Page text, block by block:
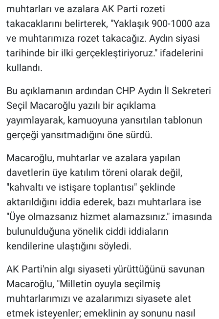
muhtarları ve azalara AK Parti rozeti
takacaklarını belirterek, "Yaklaşık 900-1000 aza
ve muhtarımıza rozet takacağız. Aydın siyasi
tarihinde bir ilki gerçekleştiriyoruz." ifadelerini
kullandı.
Bu açıklamanın ardından CHP Aydın İl Sekreteri
Seçil Macaroğlu yazılı bir açıklama
yayımlayarak, kamuoyuna yansıtılan tablonun
gerçeği yansıtmadığını öne sürdü.
Macaroğlu, muhtarlar ve azalara yapılan
davetlerin üye katılım töreni olarak değil,
"kahvaltı ve istişare toplantısı" şeklinde
aktarıldığını iddia ederek, bazı muhtarlara ise
"Üye olmazsanız hizmet alamazsınız." imasında
bulunulduğuna yönelik ciddi iddiaların
kendilerine ulaştığını söyledi.
AK Parti'nin algı siyaseti yürüttüğünü savunan
Macaroğlu, "Milletin oyuyla seçilmiş
muhtarlarımızı ve azalarımızı siyasete alet
etmek isteyenler; emeklinin ay sonunu nasıl